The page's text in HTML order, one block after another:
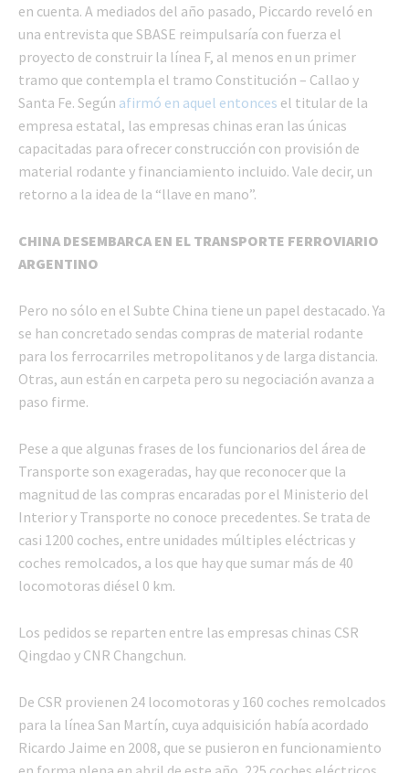
en cuenta. A mediados del año pasado, Piccardo reveló en
una entrevista que SBASE reimpulsaría con fuerza el
proyecto de construir la línea F, al menos en un primer
tramo que contempla el tramo Constitución – Callao y
Santa Fe. Según afirmó en aquel entonces el titular de la
empresa estatal, las empresas chinas eran las únicas
capacitadas para ofrecer construcción con provisión de
material rodante y financiamiento incluido. Vale decir, un
retorno a la idea de la “llave en mano”.
CHINA DESEMBARCA EN EL TRANSPORTE FERROVIARIO
ARGENTINO
Pero no sólo en el Subte China tiene un papel destacado. Ya
se han concretado sendas compras de material rodante
para los ferrocarriles metropolitanos y de larga distancia.
Otras, aun están en carpeta pero su negociación avanza a
paso firme.
Pese a que algunas frases de los funcionarios del área de
Transporte son exageradas, hay que reconocer que la
magnitud de las compras encaradas por el Ministerio del
Interior y Transporte no conoce precedentes. Se trata de
casi 1200 coches, entre unidades múltiples eléctricas y
coches remolcados, a los que hay que sumar más de 40
locomotoras diésel 0 km.
Los pedidos se reparten entre las empresas chinas CSR
Qingdao y CNR Changchun.
De CSR provienen 24 locomotoras y 160 coches remolcados
para la línea San Martín, cuya adquisición había acordado
Ricardo Jaime en 2008, que se pusieron en funcionamiento